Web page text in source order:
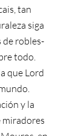
tan
siga
de robles-
todo.
que Lord
y la
miradores